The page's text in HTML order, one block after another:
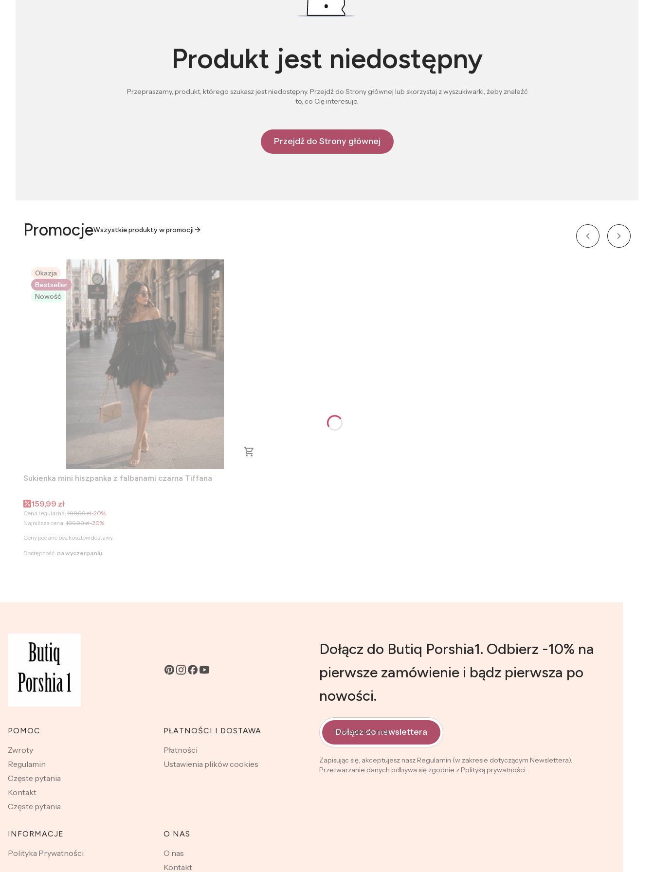
Produkt jest niedostępny
Przepraszamy, produkt, którego szukasz jest niedostępny. Przejdź do Strony głównej lub skorzystaj z wyszukiwarki, żeby znaleźć
to, co Cię interesuje.
Przejdź do Strony głównej
PromocjeWszystkie produkty w promocji
Okazja
Bestseller
Nowość
Sukienka mini hiszpanka z falbanami czarna Tiffana
Cena promocyjna
159,99 zł
Cena regularna: 199,99 zł-20%
Najniższa cena: 199,99 zł-20%
Ceny podane bez kosztów dostawy.
Dostępność: na wyczerpaniu
Linki w stopce
POMOC
Zwroty
Regulamin
Częste pytania
Kontakt
Częste pytania
PŁATNOŚCI I DOSTAWA
Płatności
Ustawienia plików cookies
INFORMACJE
Polityka Prywatności
O NAS
O nas
Kontakt
Dołącz do Butiq Porshia1. Odbierz -10% na
pierwsze zamówienie i bądz pierwsza po
nowości.
Twój adres e-mail
Dołącz do newslettera
Zapisując się, akceptujesz nasz Regulamin (w zakresie dotyczącym Newslettera).
Przetwarzanie danych odbywa się zgodnie z Polityką prywatności.